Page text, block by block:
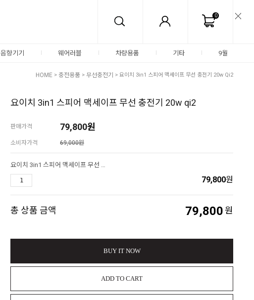
0
음향기기 웨어러블 차량용품 기타 9월
HOME > 충전용품 > 무선충전기 > 요이치 3in1 스피어 맥세이프 무선 충전기 20w Qi2
요이치 3in1 스피어 맥세이프 무선 충전기 20w qi2
판매가격 79,800원
소비자가격 69,000원
요이치 3in1 스피어 맥세이프 무선 충전기 20w qi2
79,800원
총 상품 금액 79,800원
BUY IT NOW
ADD TO CART